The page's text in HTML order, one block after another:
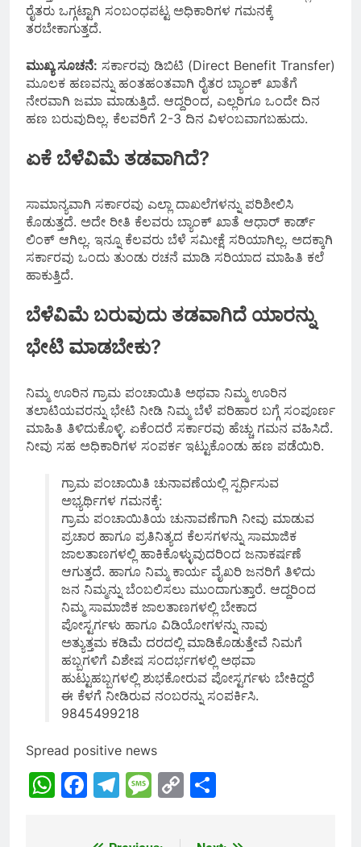
ರೈತರು ಒಗ್ಗಟ್ಟಾಗಿ ಸಂಬಂಧಪಟ್ಟ ಅಧಿಕಾರಿಗಳ ಗಮನಕ್ಕೆ
ತರಬೇಕಾಗುತ್ತದೆ.
ಮುಖ್ಯ ಸೂಚನೆ: ಸರ್ಕಾರವು ಡಿಬಿಟಿ (Direct Benefit Transfer)
ಮೂಲಕ ಹಣವನ್ನು ಹಂತಹಂತವಾಗಿ ರೈತರ ಬ್ಯಾಂಕ್ ಖಾತೆಗೆ
ನೇರವಾಗಿ ಜಮಾ ಮಾಡುತ್ತಿದೆ. ಆದ್ದರಿಂದ, ಎಲ್ಲರಿಗೂ ಒಂದೇ ದಿನ
ಹಣ ಬರುವುದಿಲ್ಲ. ಕೆಲವರಿಗೆ 2-3 ದಿನ ವಿಳಂಬವಾಗಬಹುದು.
ಏಕೆ ಬೆಳೆವಿಮೆ ತಡವಾಗಿದೆ?
ಸಾಮಾನ್ಯವಾಗಿ ಸರ್ಕಾರವು ಎಲ್ಲಾ ದಾಖಲೆಗಳನ್ನು ಪರಿಶೀಲಿಸಿ
ಕೊಡುತ್ತದೆ. ಅದೇ ರೀತಿ ಕೆಲವರು ಬ್ಯಾಂಕ್ ಖಾತೆ ಆಧಾರ್ ಕಾರ್ಡ್
ಲಿಂಕ್ ಆಗಿಲ್ಲ. ಇನ್ನೂ ಕೆಲವರು ಬೆಳೆ ಸಮೀಕ್ಷೆ ಸರಿಯಾಗಿಲ್ಲ. ಅದಕ್ಕಾಗಿ
ಸರ್ಕಾರವು ಒಂದು ತುಂಡು ರಚನೆ ಮಾಡಿ ಸರಿಯಾದ ಮಾಹಿತಿ ಕಲೆ
ಹಾಕುತ್ತಿದೆ.
ಬೆಳೆವಿಮೆ ಬರುವುದು ತಡವಾಗಿದೆ ಯಾರನ್ನು
ಭೇಟಿ ಮಾಡಬೇಕು?
ನಿಮ್ಮ ಊರಿನ ಗ್ರಾಮ ಪಂಚಾಯಿತಿ ಅಥವಾ ನಿಮ್ಮ ಊರಿನ
ತಲಾಟಿಯವರನ್ನು ಭೇಟಿ ನೀಡಿ ನಿಮ್ಮ ಬೆಳೆ ಪರಿಹಾರ ಬಗ್ಗೆ ಸಂಪೂರ್ಣ
ಮಾಹಿತಿ ತಿಳಿದುಕೊಳ್ಳಿ. ಏಕೆಂದರೆ ಸರ್ಕಾರವು ಹೆಚ್ಚು ಗಮನ ವಹಿಸಿದೆ.
ನೀವು ಸಹ ಅಧಿಕಾರಿಗಳ ಸಂಪರ್ಕ ಇಟ್ಟುಕೊಂಡು ಹಣ ಪಡೆಯಿರಿ.
ಗ್ರಾಮ ಪಂಚಾಯಿತಿ ಚುನಾವಣೆಯಲ್ಲಿ ಸ್ಪರ್ಧಿಸುವ
ಅಭ್ಯರ್ಥಿಗಳ ಗಮನಕ್ಕೆ:
ಗ್ರಾಮ ಪಂಚಾಯಿತಿಯ ಚುನಾವಣೆಗಾಗಿ ನೀವು ಮಾಡುವ
ಪ್ರಚಾರ ಹಾಗೂ ಪ್ರತಿನಿತ್ಯದ ಕೆಲಸಗಳನ್ನು ಸಾಮಾಜಿಕ
ಜಾಲತಾಣಗಳಲ್ಲಿ ಹಾಕಿಕೊಳ್ಳುವುದರಿಂದ ಜನಾಕರ್ಷಣೆ
ಆಗುತ್ತದೆ. ಹಾಗೂ ನಿಮ್ಮ ಕಾರ್ಯ ವೈಖರಿ ಜನರಿಗೆ ತಿಳಿದು
ಜನ ನಿಮ್ಮನ್ನು ಬೆಂಬಲಿಸಲು ಮುಂದಾಗುತ್ತಾರೆ. ಆದ್ದರಿಂದ
ನಿಮ್ಮ ಸಾಮಾಜಿಕ ಜಾಲತಾಣಗಳಲ್ಲಿ ಬೇಕಾದ
ಪೋಸ್ಟರ್ಗಳು ಹಾಗೂ ವಿಡಿಯೋಗಳನ್ನು ನಾವು
ಅತ್ಯುತ್ತಮ ಕಡಿಮೆ ದರದಲ್ಲಿ ಮಾಡಿಕೊಡುತ್ತೇವೆ ನಿಮಗೆ
ಹಬ್ಬಗಳಿಗೆ ವಿಶೇಷ ಸಂದರ್ಭಗಳಲ್ಲಿ ಅಥವಾ
ಹುಟ್ಟುಹಬ್ಬಗಳಲ್ಲಿ ಶುಭಕೋರುವ ಪೋಸ್ಟರ್ಗಳು ಬೇಕಿದ್ದರೆ
ಈ ಕೆಳಗೆ ನೀಡಿರುವ ನಂಬರನ್ನು ಸಂಪರ್ಕಿಸಿ.
9845499218
Spread positive news
WhatsApp
Facebook
Telegram
Message
Copy